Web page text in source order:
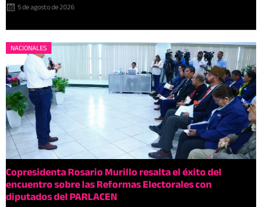
5 de agosto de 2026
NACIONALES
Copresidenta Rosario Murillo resalta el éxito del
encuentro sobre las Reformas Electorales con
diputados del PARLACEN